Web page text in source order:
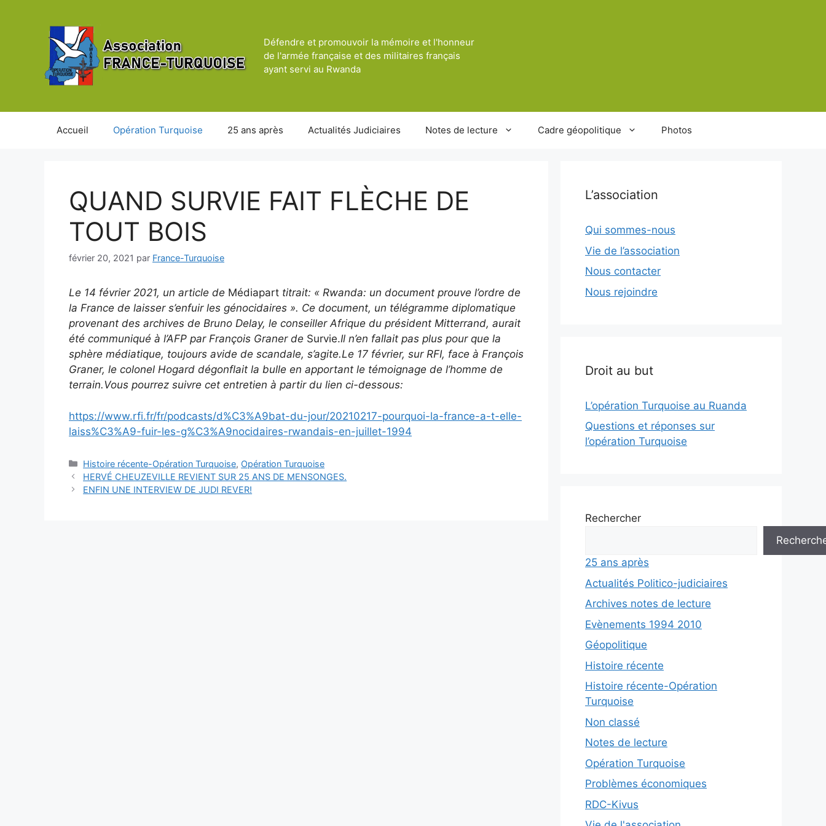
Défendre et promouvoir la mémoire et l'honneur
de l'armée française et des militaires français
ayant servi au Rwanda
Accueil Opération Turquoise 25 ans après Actualités Judiciaires Notes de lecture Cadre géopolitique Photos
QUAND SURVIE FAIT FLÈCHE DE
TOUT BOIS
février 20, 2021 par France-Turquoise
Le 14 février 2021, un article de Médiapart titrait: « Rwanda: un document prouve l’ordre de
la France de laisser s’enfuir les génocidaires ». Ce document, un télégramme diplomatique
provenant des archives de Bruno Delay, le conseiller Afrique du président Mitterrand, aurait
été communiqué à l’AFP par François Graner de Survie.Il n’en fallait pas plus pour que la
sphère médiatique, toujours avide de scandale, s’agite.Le 17 février, sur RFI, face à François
Graner, le colonel Hogard dégonflait la bulle en apportant le témoignage de l’homme de
terrain.Vous pourrez suivre cet entretien à partir du lien ci-dessous:
https://www.rfi.fr/fr/podcasts/d%C3%A9bat-du-jour/20210217-pourquoi-la-france-a-t-elle-
laiss%C3%A9-fuir-les-g%C3%A9nocidaires-rwandais-en-juillet-1994
Catégories
Histoire récente-Opération Turquoise, Opération Turquoise
HERVÉ CHEUZEVILLE REVIENT SUR 25 ANS DE MENSONGES.
ENFIN UNE INTERVIEW DE JUDI REVER!
L’association
Qui sommes-nous
Vie de l’association
Nous contacter
Nous rejoindre
Droit au but
L’opération Turquoise au Ruanda
Questions et réponses sur
l’opération Turquoise
Rechercher
25 ans après
Actualités Politico-judiciaires
Archives notes de lecture
Evènements 1994 2010
Géopolitique
Histoire récente
Histoire récente-Opération
Turquoise
Non classé
Notes de lecture
Opération Turquoise
Problèmes économiques
RDC-Kivus